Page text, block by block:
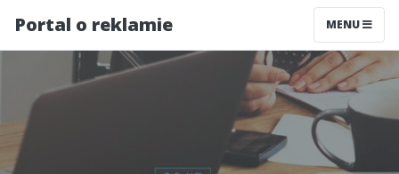
Portal o reklamie MENU